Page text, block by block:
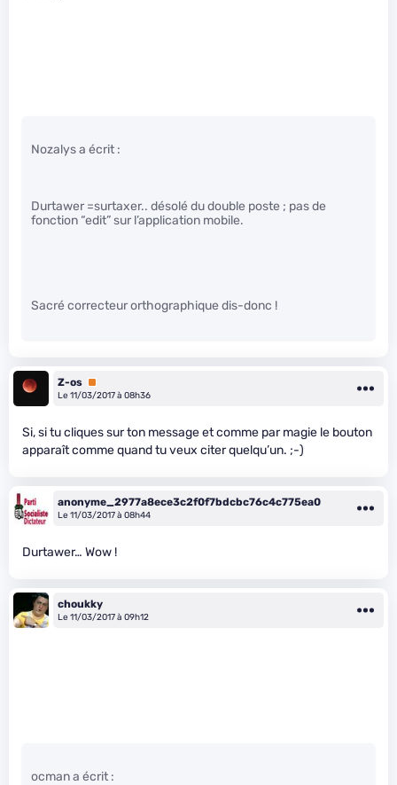
Nozalys a écrit :
Durtawer =surtaxer.. désolé du double poste ; pas de
fonction “edit” sur l’application mobile.
Sacré correcteur orthographique dis-donc !
Z-os Premium
Le 11/03/2017 à 08h36
Si, si tu cliques sur ton message et comme par magie le bouton
apparaît comme quand tu veux citer quelqu’un. ;-)
anonyme_2977a8ece3c2f0f7bdcbc76c4c775ea0
Le 11/03/2017 à 08h44
Durtawer… Wow !
choukky
Le 11/03/2017 à 09h12
ocman a écrit :